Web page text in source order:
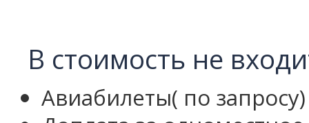
В стоимость не
Авиабилеты( по запросу)